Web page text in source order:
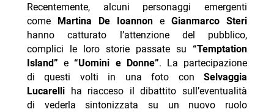
Recentemente, alcuni personaggi emergenti
come Martina De Ioannon eGianmarco Steri
hanno catturato l’attenzione del pubblico,
complici le loro storie passate su“Temptation
Island” e“Uomini e Donne”. La partecipazione
di questi volti in una foto conSelvaggia
Lucarelliha riacceso il dibattito sull’eventualità
di vederla sintonizzata su un nuovo ruolo